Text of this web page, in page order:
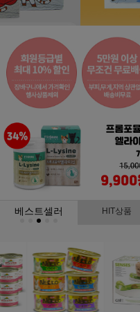
베스트셀러 HIT상품